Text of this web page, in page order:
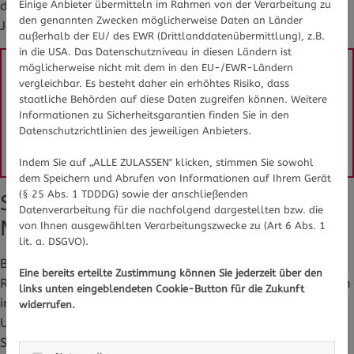
diesem Jahr werden auch Frauen zwischen 70 und 76
Jahren zum regelmäßigen Screening eingeladen.
Sie haben Fragen zum Thema Brustkrebs oder
Frauengesundheit im Allgemeinen? Gesundheits-
Experten und -Expertinnen aus Ihrer Region beraten
So funktioniert eine
Mammographie
Bei der Mammographie wird die Brust mithilfe von
Röntgenstrahlen untersucht. So lassen sich Veränderungen
im Brustgewebe erkennen. Bei der ambulanten
Untersuchung wird jede Brust zwischen zwei Plexiglas-
Scheiben zusammengedrückt und von verschiedenen
Einige Anbieter übermitteln im Rahmen von der Verarbeitung zu
den genannten Zwecken möglicherweise Daten an Länder
außerhalb der EU/ des EWR (Drittlanddatenübermittlung), z.B.
in die USA. Das Datenschutzniveau in diesen Ländern ist
möglicherweise nicht mit dem in den EU-/EWR-Ländern
vergleichbar. Es besteht daher ein erhöhtes Risiko, dass
staatliche Behörden auf diese Daten zugreifen können. Weitere
Informationen zu Sicherheitsgarantien finden Sie in den
Datenschutzrichtlinien des jeweiligen Anbieters.
Indem Sie auf „ALLE ZULASSEN" klicken, stimmen Sie sowohl
dem Speichern und Abrufen von Informationen auf Ihrem Gerät
(§ 25 Abs. 1 TDDDG) sowie der anschließenden
Datenverarbeitung für die nachfolgend dargestellten bzw. die
von Ihnen ausgewählten Verarbeitungszwecke zu (Art 6 Abs. 1
lit. a. DSGVO).
Eine bereits erteilte Zustimmung können Sie jederzeit über den
links unten eingeblendeten Cookie-Button für die Zukunft
widerrufen.